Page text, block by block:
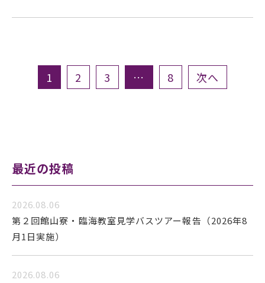
1 2 3 … 8 次へ
最近の投稿
2026.08.06
第２回館山寮・臨海教室見学バスツアー報告（2026年8
月1日実施）
2026.08.06